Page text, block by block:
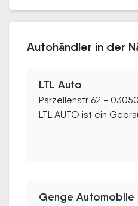
Autohändler in der
LTL Auto
Parzellenstr 62 -
LTL AUTO ist ein
Genge Automobile